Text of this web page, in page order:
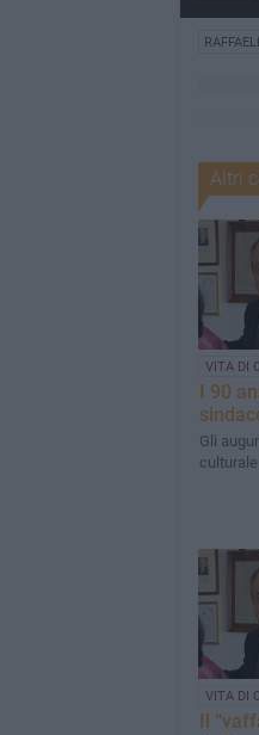
Altri
VITA DI
I 90
Gli
VITA DI
Il